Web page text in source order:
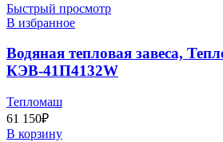
Быстрый просмотр
В избранное
Водяная тепловая завеса,
КЭВ-41П4132W
Тепломаш
61 150₽
В корзину